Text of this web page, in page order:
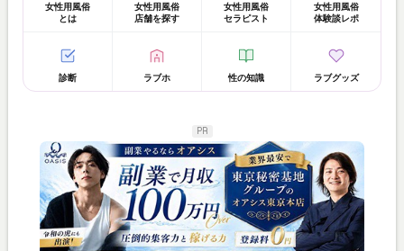
女性用風俗
とは
女性用風俗
店舗を探す
女性用風俗
セラピスト
女性用風俗
体験談レポ
診断 ラブホ 性の知識 ラブグッズ
PR